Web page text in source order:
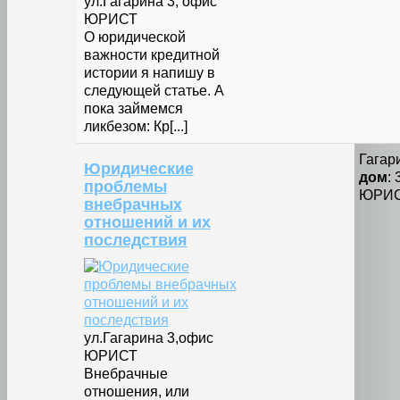
ЮРИСТ
О юридической
важности кредитной
истории я напишу в
следующей статье. А
пока займемся
ликбезом: Кр[...]
Юридические
проблемы
внебрачных
отношений и их
последствия
ул.Гагарина 3,офис
ЮРИСТ
Внебрачные
отношения, или
дом: